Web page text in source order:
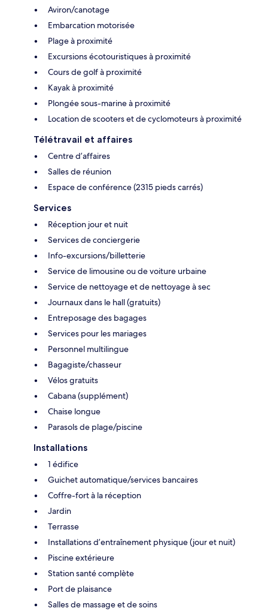
Aviron/canotage
Embarcation motorisée
Plage à proximité
Excursions écotouristiques à proximité
Cours de golf à proximité
Kayak à proximité
Plongée sous-marine à proximité
Location de scooters et de cyclomoteurs à proximité
Télétravail et affaires
Centre d’affaires
Salles de réunion
Espace de conférence (2315 pieds carrés)
Services
Réception jour et nuit
Services de conciergerie
Info-excursions/billetterie
Service de limousine ou de voiture urbaine
Service de nettoyage et de nettoyage à sec
Journaux dans le hall (gratuits)
Entreposage des bagages
Services pour les mariages
Personnel multilingue
Bagagiste/chasseur
Vélos gratuits
Cabana (supplément)
Chaise longue
Parasols de plage/piscine
Installations
1 édifice
Guichet automatique/services bancaires
Coffre-fort à la réception
Jardin
Terrasse
Installations d’entraînement physique (jour et nuit)
Piscine extérieure
Station santé complète
Port de plaisance
Salles de massage et de soins